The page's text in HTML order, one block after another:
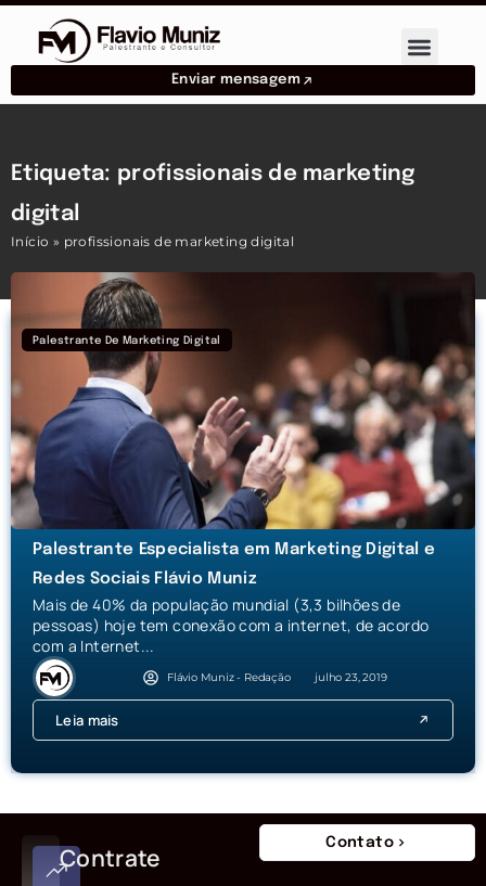
Enviar mensagem
Etiqueta: profissionais de marketing
digital
Início » profissionais de marketing digital
Palestrante De Marketing Digital
Palestrante Especialista em Marketing Digital e
Redes Sociais Flávio Muniz
Mais de 40% da população mundial (3,3 bilhões de
pessoas) hoje tem conexão com a internet, de acordo
com a Internet...
Flávio Muniz - Redação julho 23, 2019
Leia mais
Contrate
Contato